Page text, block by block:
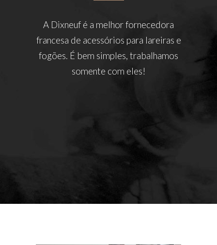
A Dixneuf é a melhor fornecedora
francesa de acessórios para lareiras e
fogões. É bem simples, trabalhamos
somente com eles!